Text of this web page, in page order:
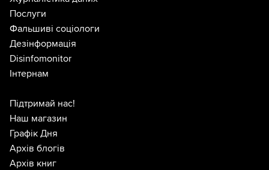
Послуги
Фальшиві соціологи
Дезінформація
Disinfomonitor
Інтернам
Підтримай нас!
Наш магазин
Графік Дня
Архів блогів
Архів книг